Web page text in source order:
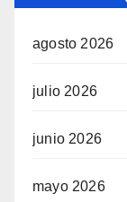
agosto 2026
julio 2026
junio 2026
mayo 2026